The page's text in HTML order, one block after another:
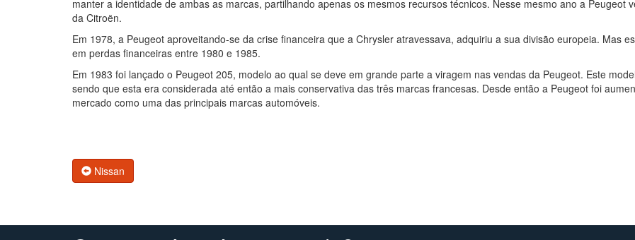
manter a identidade de ambas as marcas, partilhando apenas os mesmos recursos técnicos. Nesse mesmo ano a Peugeot
da Citroën.
Em 1978, a Peugeot aproveitando-se da crise financeira que a Chrysler atravessava, adquiriu a sua divisão europeia. Mas
em perdas financeiras entre 1980 e 1985.
Em 1983 foi lançado o Peugeot 205, modelo ao qual se deve em grande parte a viragem nas vendas da Peugeot. Este
sendo que esta era considerada até então a mais conservativa das três marcas francesas. Desde então a Peugeot foi
mercado como uma das principais marcas automóveis.
Nissan